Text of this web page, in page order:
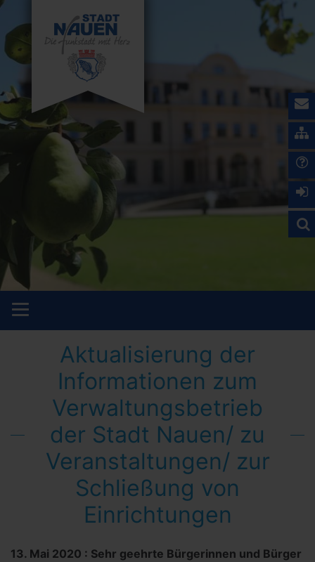
Aktualisierung der
Informationen zum
Verwaltungsbetrieb
der Stadt Nauen/ zu
Veranstaltungen/ zur
Schließung von
Einrichtungen
13. Mai 2020 : Sehr geehrte Bürgerinnen und Bürger